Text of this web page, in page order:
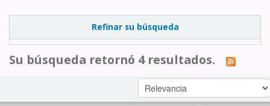
Refinar su búsqueda
Su búsqueda retornó 4 resultados.